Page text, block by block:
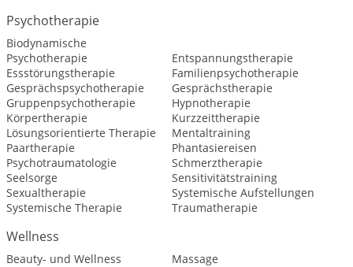
Psychotherapie
Biodynamische
Psychotherapie
Entspannungstherapie
Essstörungstherapie
Familienpsychotherapie
Gesprächspsychotherapie
Gesprächstherapie
Gruppenpsychotherapie
Hypnotherapie
Körpertherapie
Kurzzeittherapie
Lösungsorientierte Therapie
Mentaltraining
Paartherapie
Phantasiereisen
Psychotraumatologie
Schmerztherapie
Seelsorge
Sensitivitätstraining
Sexualtherapie
Systemische Aufstellungen
Systemische Therapie
Traumatherapie
Wellness
Beauty- und Wellness Massage